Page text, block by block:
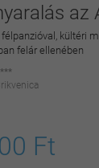
az
kültéri
felár ellenében
Ft